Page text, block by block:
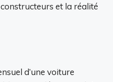
et la réalité
d’une voiture